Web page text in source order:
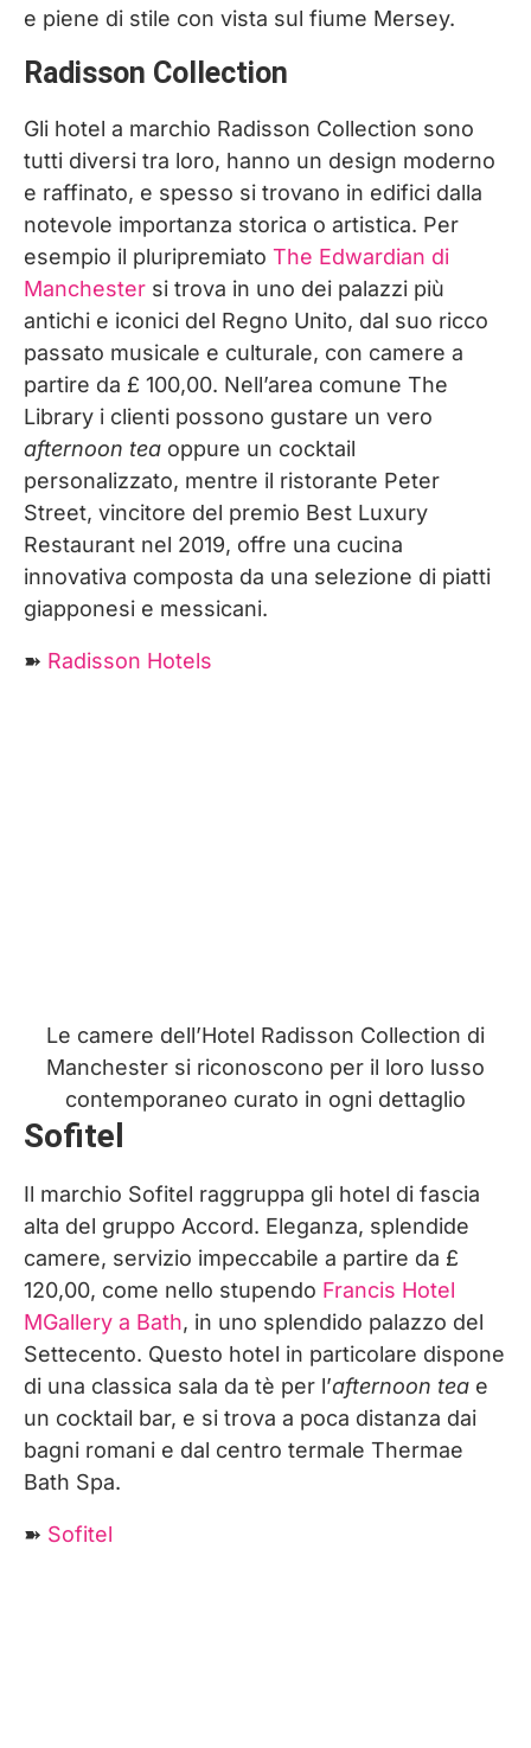
e piene di stile con vista sul fiume Mersey.
Radisson Collection
Gli hotel a marchio Radisson Collection sono
tutti diversi tra loro, hanno un design moderno
e raffinato, e spesso si trovano in edifici dalla
notevole importanza storica o artistica. Per
esempio il pluripremiato The Edwardian di
Manchester si trova in uno dei palazzi più
antichi e iconici del Regno Unito, dal suo ricco
passato musicale e culturale, con camere a
partire da £ 100,00. Nell’area comune The
Library i clienti possono gustare un vero
afternoon tea oppure un cocktail
personalizzato, mentre il ristorante Peter
Street, vincitore del premio Best Luxury
Restaurant nel 2019, offre una cucina
innovativa composta da una selezione di piatti
giapponesi e messicani.
➽ Radisson Hotels
Le camere dell’Hotel Radisson Collection di
Manchester si riconoscono per il loro lusso
contemporaneo curato in ogni dettaglio
Sofitel
Il marchio Sofitel raggruppa gli hotel di fascia
alta del gruppo Accord. Eleganza, splendide
camere, servizio impeccabile a partire da £
120,00, come nello stupendo Francis Hotel
MGallery a Bath, in uno splendido palazzo del
Settecento. Questo hotel in particolare dispone
di una classica sala da tè per l’afternoon tea e
un cocktail bar, e si trova a poca distanza dai
bagni romani e dal centro termale Thermae
Bath Spa.
➽ Sofitel